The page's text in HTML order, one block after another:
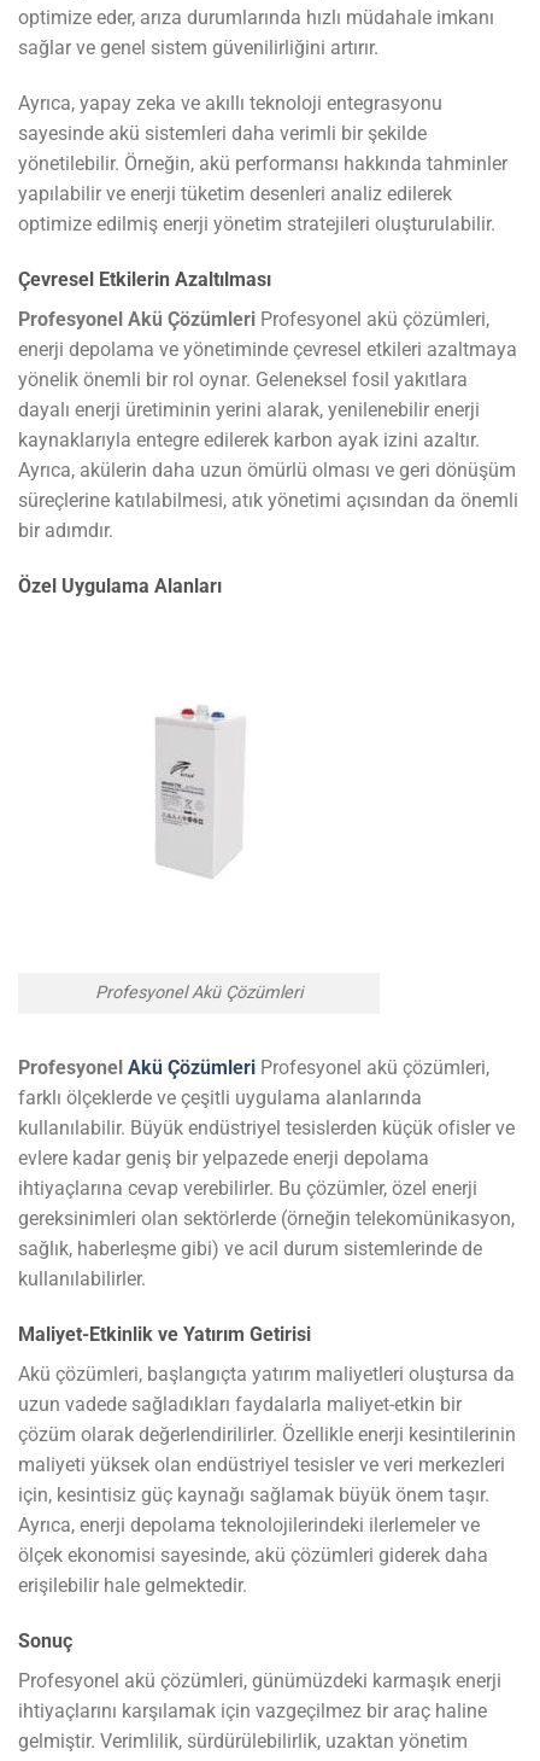
optimize eder, arıza durumlarında hızlı müdahale imkanı
sağlar ve genel sistem güvenilirliğini artırır.
Ayrıca, yapay zeka ve akıllı teknoloji entegrasyonu
sayesinde akü sistemleri daha verimli bir şekilde
yönetilebilir. Örneğin, akü performansı hakkında tahminler
yapılabilir ve enerji tüketim desenleri analiz edilerek
optimize edilmiş enerji yönetim stratejileri oluşturulabilir.
Çevresel Etkilerin Azaltılması
Profesyonel Akü Çözümleri Profesyonel akü çözümleri,
enerji depolama ve yönetiminde çevresel etkileri azaltmaya
yönelik önemli bir rol oynar. Geleneksel fosil yakıtlara
dayalı enerji üretiminin yerini alarak, yenilenebilir enerji
kaynaklarıyla entegre edilerek karbon ayak izini azaltır.
Ayrıca, akülerin daha uzun ömürlü olması ve geri dönüşüm
süreçlerine katılabilmesi, atık yönetimi açısından da önemli
bir adımdır.
Özel Uygulama Alanları
Profesyonel Akü Çözümleri
Profesyonel Akü Çözümleri Profesyonel akü çözümleri,
farklı ölçeklerde ve çeşitli uygulama alanlarında
kullanılabilir. Büyük endüstriyel tesislerden küçük ofisler ve
evlere kadar geniş bir yelpazede enerji depolama
ihtiyaçlarına cevap verebilirler. Bu çözümler, özel enerji
gereksinimleri olan sektörlerde (örneğin telekomünikasyon,
sağlık, haberleşme gibi) ve acil durum sistemlerinde de
kullanılabilirler.
Maliyet-Etkinlik ve Yatırım Getirisi
Akü çözümleri, başlangıçta yatırım maliyetleri oluştursa da
uzun vadede sağladıkları faydalarla maliyet-etkin bir
çözüm olarak değerlendirilirler. Özellikle enerji kesintilerinin
maliyeti yüksek olan endüstriyel tesisler ve veri merkezleri
için, kesintisiz güç kaynağı sağlamak büyük önem taşır.
Ayrıca, enerji depolama teknolojilerindeki ilerlemeler ve
ölçek ekonomisi sayesinde, akü çözümleri giderek daha
erişilebilir hale gelmektedir.
Sonuç
Profesyonel akü çözümleri, günümüzdeki karmaşık enerji
ihtiyaçlarını karşılamak için vazgeçilmez bir araç haline
gelmiştir. Verimlilik, sürdürülebilirlik, uzaktan yönetim